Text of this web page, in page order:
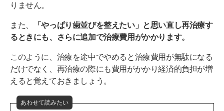
りません。
また、
「やっぱり歯並びを整えたい」と思い直し再治療す
るときにも、さらに追加で治療費用がかかります。
このように、治療を途中でやめると治療費用が無駄になる
だけでなく、再治療の際にも費用がかかり経済的負担が増
えると覚えておきましょう。
あわせて読みたい